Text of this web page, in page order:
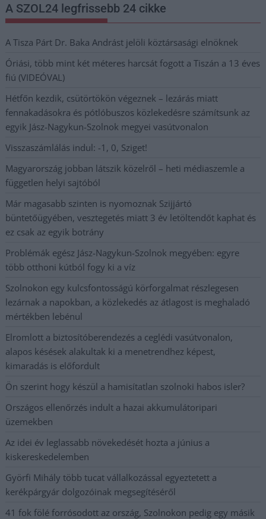
A SZOL24 legfrissebb 24 cikke
A Tisza Párt Dr. Baka Andrást jelöli köztársasági elnöknek
Óriási, több mint két méteres harcsát fogott a Tiszán a 13 éves
fiú (VIDEÓVAL)
Hétfőn kezdik, csütörtökön végeznek – lezárás miatt
fennakadásokra és pótlóbuszos közlekedésre számítsunk az
egyik Jász-Nagykun-Szolnok megyei vasútvonalon
Visszaszámlálás indul: -1, 0, Sziget!
Magyarország jobban látszik közelről – heti médiaszemle a
független helyi sajtóból
Már magasabb szinten is nyomoznak Szijjártó
büntetőügyében, vesztegetés miatt 3 év letöltendőt kaphat és
ez csak az egyik botrány
Problémák egész Jász-Nagykun-Szolnok megyében: egyre
több otthoni kútból fogy ki a víz
Szolnokon egy kulcsfontosságú körforgalmat részlegesen
lezárnak a napokban, a közlekedés az átlagost is meghaladó
mértékben lebénul
Elromlott a biztosítóberendezés a ceglédi vasútvonalon,
alapos késések alakultak ki a menetrendhez képest,
kimaradás is előfordult
Ön szerint hogy készül a hamisítatlan szolnoki habos isler?
Országos ellenőrzés indult a hazai akkumulátoripari
üzemekben
Az idei év leglassabb növekedését hozta a június a
kiskereskedelemben
Györfi Mihály több tucat vállalkozással egyeztetett a
kerékpárgyár dolgozóinak megsegítéséről
41 fok fölé forrósodott az ország, Szolnokon pedig egy másik